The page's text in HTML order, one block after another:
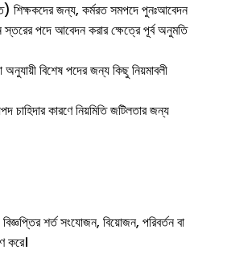
শিক্ষকদের জন্য, কর্মরত সমপদে পুনঃআবেদন
পদে আবেদন করার ক্ষেত্রে পূর্ব অনুমতি
অনুযায়ী বিশেষ পদের জন্য কিছু নিয়মাবলী
চাহিদার কারণে নিয়মিতি জটিলতার জন্য
শর্ত সংযোজন, বিয়োজন, পরিবর্তন বা
করে।